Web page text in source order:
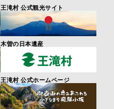
王滝村 公式観光サイト
木曽の日本遺産
王滝村 公式ホームページ